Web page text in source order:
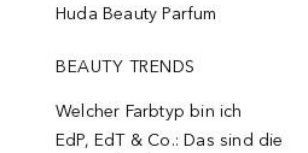
Huda Beauty Parfum
BEAUTY TRENDS
Welcher Farbtyp bin ich
EdP, EdT & Co.: Das sind die